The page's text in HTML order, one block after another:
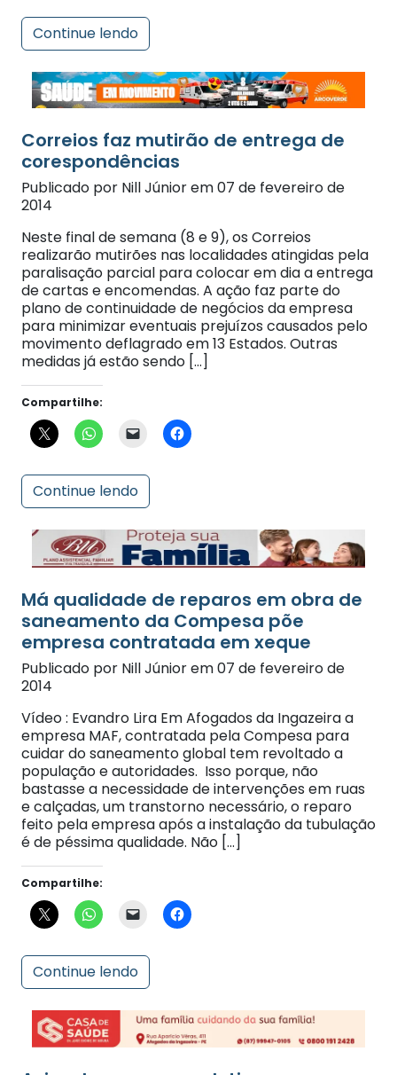
Continue lendo
corespondências
Publicado por Nill Júnior em 07 de fevereiro de
2014
Neste final de semana (8 e 9), os Correios
realizarão mutirões nas localidades atingidas pela
paralisação parcial para colocar em dia a entrega
de cartas e encomendas. A ação faz parte do
plano de continuidade de negócios da empresa
para minimizar eventuais prejuízos causados pelo
movimento deflagrado em 13 Estados. Outras
medidas já estão sendo […]
Compartilhe:
Continue lendo
saneamento da Compesa põe
empresa contratada em xeque
Publicado por Nill Júnior em 07 de fevereiro de
2014
Vídeo : Evandro Lira Em Afogados da Ingazeira a
empresa MAF, contratada pela Compesa para
cuidar do saneamento global tem revoltado a
população e autoridades. Isso porque, não
bastasse a necessidade de intervenções em ruas
e calçadas, um transtorno necessário, o reparo
feito pela empresa após a instalação da tubulação
é de péssima qualidade. Não […]
Continue lendo